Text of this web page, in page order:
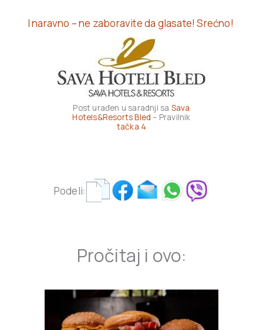
I naravno – ne zaboravite da glasate! Srećno!
Post urađen u saradnji sa Sava
Hotels&Resorts Bled – Pravilnik
tačka 4
Podeli:
Pročitaj i ovo: